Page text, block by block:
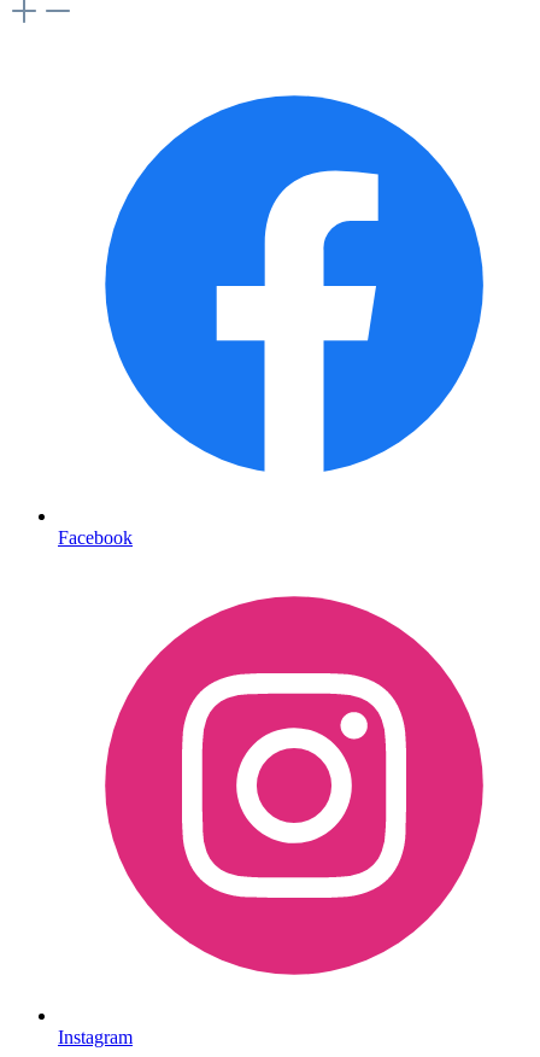
Facebook
Instagram